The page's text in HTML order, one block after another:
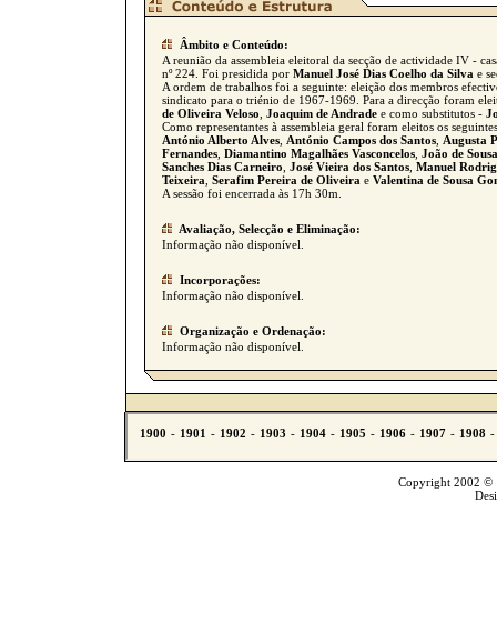
Âmbito e Conteúdo:
A reunião da assembleia eleitoral da secção de actividade IV -
nº 224. Foi presidida por Manuel José Dias Coelho da Silva e
A ordem de trabalhos foi a seguinte: eleição dos membros
sindicato para o triénio de 1967-1969. Para a direcção foram
de Oliveira Veloso Joaquim de Andrade e como substitutos -
Como representantes à assembleia geral foram eleitos os
António Alberto Alves António Campos dos Santos Augusta
Fernandes Diamantino Magalhães Vasconcelos João de Sousa
Sanches Dias Carneiro José Vieira dos Santos Manuel
Teixeira Serafim Pereira de Oliveira e Valentina de Sousa
A sessão foi encerrada às 17h 30m.
Avaliação, Selecção e Eliminação:
Informação não disponível.
Incorporações:
Informação não disponível.
Organização e Ordenação:
Informação não disponível.
Copyright 2002 ©